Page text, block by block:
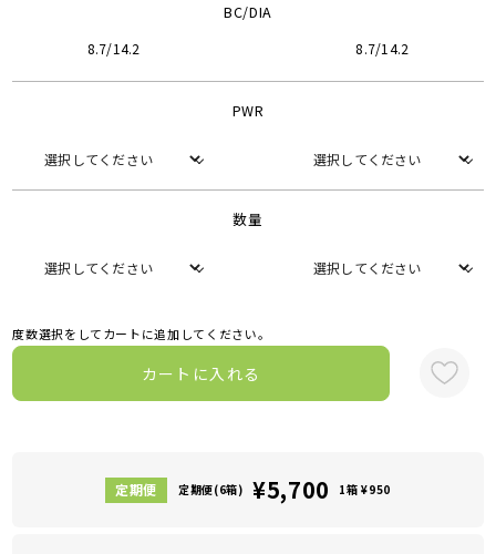
BC/DIA
8.7/14.2 8.7/14.2
PWR
数量
度数選択をしてカートに追加してください。
カートに入れる
定期便(6箱) ¥5,700 1箱 ¥950